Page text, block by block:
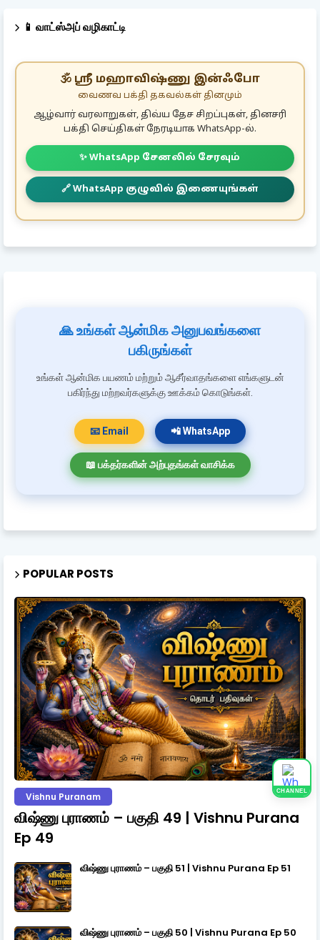
📱 வாட்ஸ்அப் வழிகாட்டி
🕉️ ஸ்ரீ மஹாவிஷ்ணு இன்ஃபோ
வைணவ பக்தி தகவல்கள் தினமும்
ஆழ்வார் வரலாறுகள், திவ்ய தேச சிறப்புகள், தினசரி
பக்தி செய்திகள் நேரடியாக WhatsApp-ல்.
✨ WhatsApp சேனலில் சேரவும்
🔗 WhatsApp குழுவில் இணையுங்கள்
🙏 உங்கள் ஆன்மிக அனுபவங்களை
பகிருங்கள்
உங்கள் ஆன்மிக பயணம் மற்றும் ஆசீர்வாதங்களை எங்களுடன்
பகிர்ந்து மற்றவர்களுக்கு ஊக்கம் கொடுங்கள்.
📧 Email 📲 WhatsApp
📖 பக்தர்களின் அற்புதங்கள் வாசிக்க
POPULAR POSTS
Vishnu Puranam
விஷ்ணு புராணம் – பகுதி 49 | Vishnu Purana
Ep 49
விஷ்ணு புராணம் – பகுதி 51 | Vishnu Purana Ep 51
விஷ்ணு புராணம் – பகுதி 50 | Vishnu Purana Ep 50
CHANNEL